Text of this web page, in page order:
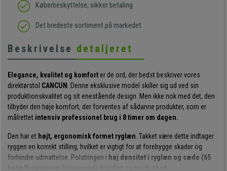
Køberbeskyttelse, sikker betaling
Det bredeste sortiment på markedet
Beskrivelse detaljeret
Elegance, kvalitet og komfort er de ord, der bedst beskriver vores
direktørstol CANCUN
. Denne eksklusive model skiller sig ud ved sin
produktionskvalitet og sit enestående design. Men ikke nok med det, den
tilbyder den høje komfort, der forventes af sådanne produkter, som er
målrettet intensiv professionel brug i 8 timer om dagen.
Den har et højt, ergonomisk formet ryglæn . Takket være dette indtager
ryggen en korrekt stilling, hvilket er vigtigt for at forebygge skader og
forhindre udmattelse. Polstringen i høj densitet i ryglæn og sæde (65
kg/m3)
garanterer fremragende komfort og holdbarhed.